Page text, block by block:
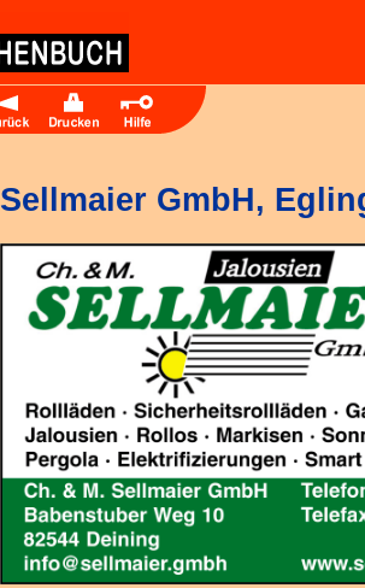
Sellmaier GmbH,